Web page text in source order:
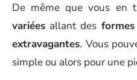
De même que vous en
variées allant des
extravagantes. Vous
simple ou alors pour une